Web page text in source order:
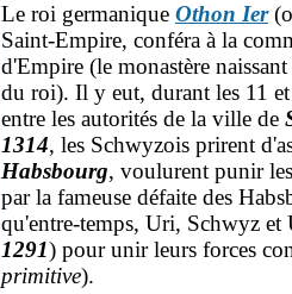
Le roi germanique Othon Ier
Saint-Empire, conféra à la
d'Empire (le monastère
du roi). Il y eut, durant les 11 et
entre les autorités de la ville de
1314, les Schwyzois prirent
Habsbourg, voulurent punir
par la fameuse défaite des
qu'entre-temps, Uri, Schwyz et
1291) pour unir leurs forces
primitive).